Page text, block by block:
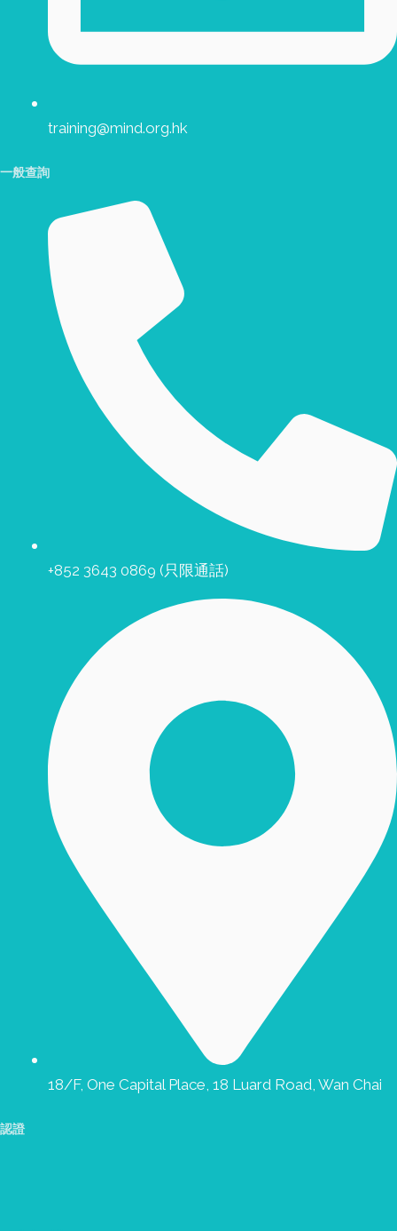
training@mind.org.hk
一般查詢
+852 3643 0869 (只限通話)
18/F, One Capital Place, 18 Luard Road, Wan Chai
認證